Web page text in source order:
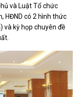
và Luật Tổ chức
HĐND có 2 hình thức
và kỳ họp chuyên đề